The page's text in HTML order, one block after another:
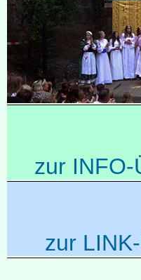
zur INFO-
zur